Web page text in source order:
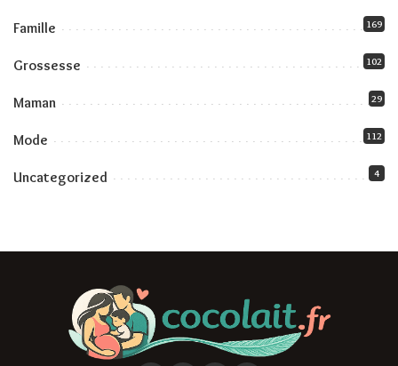
Famille 169
Grossesse 102
Maman 29
Mode 112
Uncategorized 4